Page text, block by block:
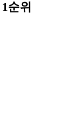
순위